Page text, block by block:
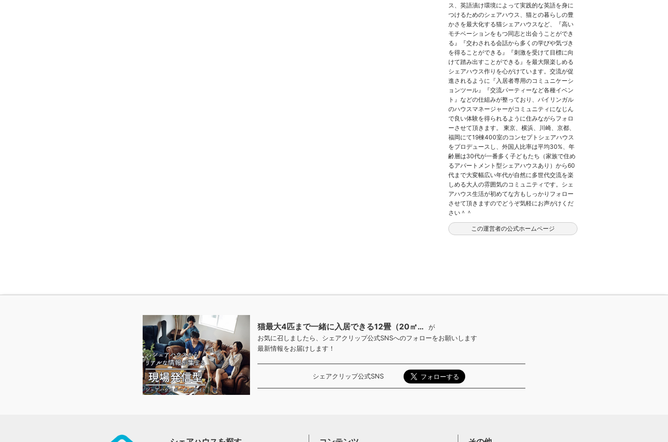
ス、英語漬け環境によって実践的な英語を身に
つけるためのシェアハウス、猫との暮らしの豊
かさを最大化する猫シェアハウスなど、『高い
モチベーションをもつ同志と出会うことができ
る』『交わされる会話から多くの学びや気づき
を得ることができる』『刺激を受けて目標に向
けて踏み出すことができる』を最大限楽しめる
シェアハウス作りを心がけています。交流が促
進されるように『入居者専用のコミュニケーシ
ョンツール』『交流パーティーなど各種イベン
ト』などの仕組みが整っており、バイリンガル
のハウスマネージャーがコミュニティになじん
で良い体験を得られるように住みながらフォロ
ーさせて頂きます。 東京、横浜、川崎、京都、
福岡にて19棟400室のコンセプトシェアハウス
をプロデュースし、外国人比率は平均30%、年
齢層は30代が一番多く子どもたち（家族で住め
るアパートメント型シェアハウスあり）から60
代まで大変幅広い年代が自然に多世代交流を楽
しめる大人の雰囲気のコミュニティです。シェ
アハウス生活が初めてな方もしっかりフォロー
させて頂きますのでどうぞ気軽にお声がけくだ
さい＾＾
この運営者の公式ホームページ
猫最大4匹まで一緒に入居できる12畳（20㎡…
が
お気に召しましたら、シェアクリップ公式SNSへのフォローをお願いします
最新情報をお届けします！
シェアクリップ公式SNS